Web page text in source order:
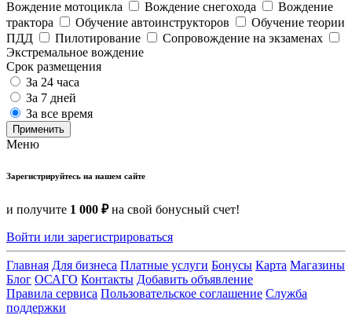
Вождение мотоцикла Вождение снегохода
Вождение
трактора
Обучение автоинструкторов
Обучение теории
ПДД
Пилотирование
Сопровождение на экзаменах
Экстремальное вождение
Срок размещения
За 24 часа
За 7 дней
За все время
Применить
Меню
Зарегистрируйтесь на нашем сайте
и получите 1 000 ₽на свой бонусный счет!
Войти или зарегистрироваться
Главная Для бизнеса Платные услуги Бонусы Карта Магазины
Блог ОСАГО Контакты Добавить объявление
Правила сервиса Пользовательское соглашение Служба
поддержки